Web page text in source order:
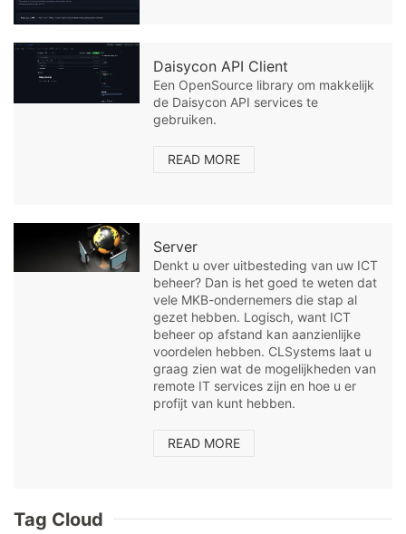
Daisycon API Client
Een OpenSource library om makkelijk
de Daisycon API services te
gebruiken.
READ MORE
Server
Denkt u over uitbesteding van uw ICT
beheer? Dan is het goed te weten dat
vele MKB-ondernemers die stap al
gezet hebben. Logisch, want ICT
beheer op afstand kan aanzienlijke
voordelen hebben. CLSystems laat u
graag zien wat de mogelijkheden van
remote IT services zijn en hoe u er
profijt van kunt hebben.
READ MORE
Tag Cloud